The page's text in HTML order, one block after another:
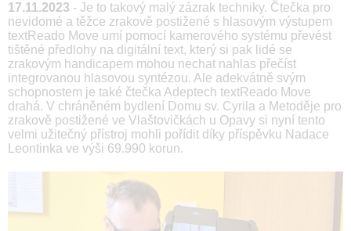
17.11.2023 - Je to takový malý zázrak techniky. Čtečka pro
nevidomé a těžce zrakově postižené s hlasovým výstupem
textReado Move umí pomocí kamerového systému převést
tištěné předlohy na digitální text, který si pak lidé se
zrakovým handicapem mohou nechat nahlas přečíst
integrovanou hlasovou syntézou. Ale adekvátně svým
schopnostem je také čtečka Adeptech textReado Move
drahá. V chráněném bydlení Domu sv. Cyrila a Metoděje pro
zrakově postižené ve Vlaštovičkách u Opavy si nyní tento
velmi užitečný přístroj mohli pořídit díky příspěvku Nadace
Leontinka ve výši 69.990 korun.